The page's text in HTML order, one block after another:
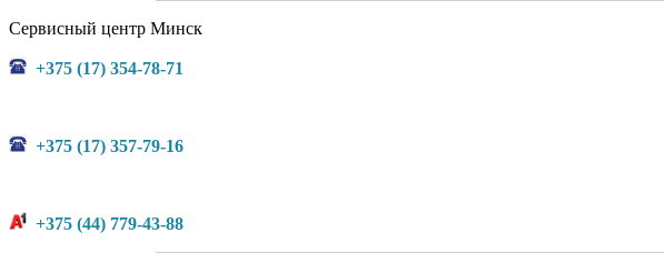
Сервисный центр Минск
+375 (17) 354-78-71
+375 (17) 357-79-16
+375 (44) 779-43-88